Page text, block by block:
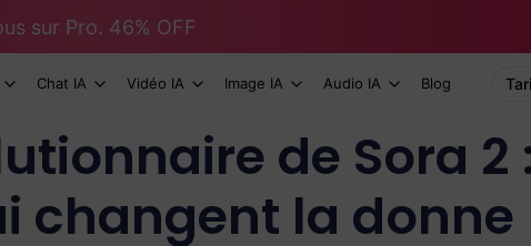
sur Pro. 46% OFF
Chat IA Vidéo IA Image IA Audio IA Blog
de Sora 2
changent la donne